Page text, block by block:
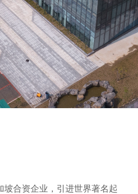
合资企业，引进世界著名起